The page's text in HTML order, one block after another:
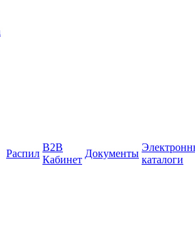
Распил
B2B
Кабинет
Документы
каталоги